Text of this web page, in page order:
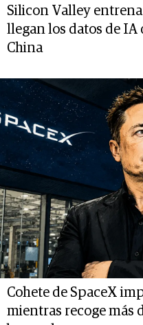
Silicon Valley
llegan los datos de
China
Cohete de SpaceX
mientras recoge más